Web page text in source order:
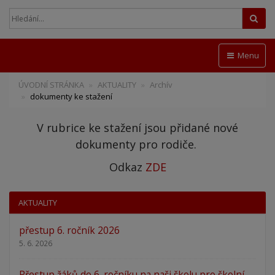
Menu
ÚVODNÍ STRÁNKA AKTUALITY
Archív
dokumenty ke stažení
V rubrice ke stažení jsou přidané nové
dokumenty pro rodiče.
Odkaz ZDE
AKTUALITY
přestup 6. ročník 2026
5. 6. 2026